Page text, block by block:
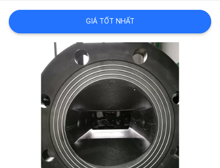
HỆ
CHÚNG
GIÁ TỐT NHẤT